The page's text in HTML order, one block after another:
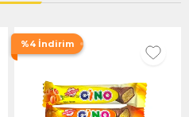
%4 İndirim